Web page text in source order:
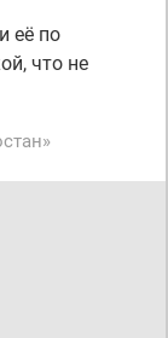
её по
что не